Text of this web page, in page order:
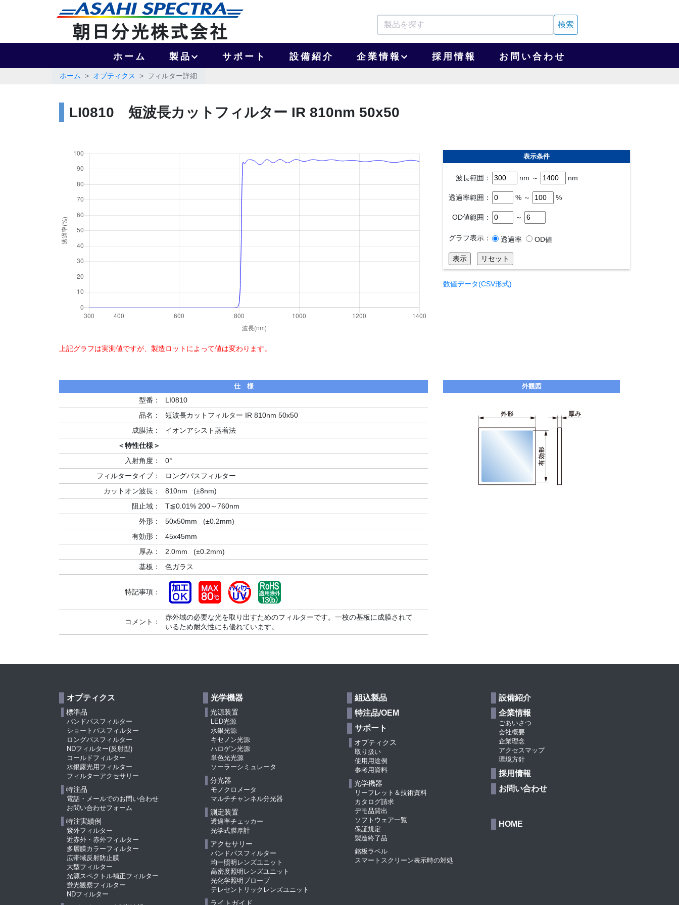
検索
ホーム 製品 サポート 設備紹介 企業情報 採用情報 お問い合わせ
ホーム オプティクス フィルター詳細
LI0810 短波長カットフィルター IR 810nm 50x50
上記グラフは実測値ですが、製造ロットによって値は変わります。
表示条件
波長範囲： nm ～ nm
透過率範囲： % ～ %
OD値範囲： ～
グラフ表示： 透過率 OD値
数値データ(CSV形式)
仕 様
型番：
LI0810
品名：
短波長カットフィルター IR 810nm 50x50
成膜法：
イオンアシスト蒸着法
＜特性仕様＞
入射角度：
0°
フィルタータイプ：
ロングパスフィルター
カットオン波長：
810nm (±8nm)
阻止域：
T≦0.01% 200～760nm
外形：
50x50mm (±0.2mm)
有効形：
45x45mm
厚み：
2.0mm (±0.2mm)
基板：
色ガラス
特記事項：
コメント：
赤外域の必要な光を取り出すためのフィルターです。一枚の基板に成膜されて
いるため耐久性にも優れています。
外観図
オプティクス
標準品
バンドパスフィルター
ショートパスフィルター
ロングパスフィルター
NDフィルター(反射型)
コールドフィルター
水銀露光用フィルター
フィルターアクセサリー
特注品
電話・メールでのお問い合わせ
お問い合わせフォーム
特注実績例
紫外フィルター
近赤外・赤外フィルター
多層膜カラーフィルター
広帯域反射防止膜
大型フィルター
光源スペクトル補正フィルター
蛍光観察フィルター
NDフィルター
光学機器
光源装置
LED光源
水銀光源
キセノン光源
ハロゲン光源
単色光光源
ソーラーシミュレータ
分光器
モノクロメータ
マルチチャンネル分光器
測定装置
透過率チェッカー
光学式膜厚計
アクセサリー
バンドパスフィルター
均一照明レンズユニット
高密度照明レンズユニット
光化学照明ブローブ
テレセントリックレンズユニット
ライトガイド
組込製品
特注品/OEM
サポート
オプティクス
取り扱い
使用用途例
参考用資料
光学機器
リーフレット＆技術資料
カタログ請求
デモ品貸出
ソフトウェア一覧
保証規定
製造終了品
銘板ラベル
スマートスクリーン表示時の対処
設備紹介
企業情報
ごあいさつ
会社概要
企業理念
アクセスマップ
環境方針
採用情報
お問い合わせ
HOME